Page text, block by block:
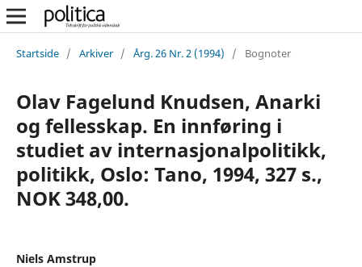
Startside / Arkiver / Årg. 26 Nr. 2 (1994) / Bognoter
Olav Fagelund Knudsen, Anarki
og fellesskap. En innføring i
studiet av internasjonalpolitikk,
politikk, Oslo: Tano, 1994, 327 s.,
NOK 348,00.
Niels Amstrup